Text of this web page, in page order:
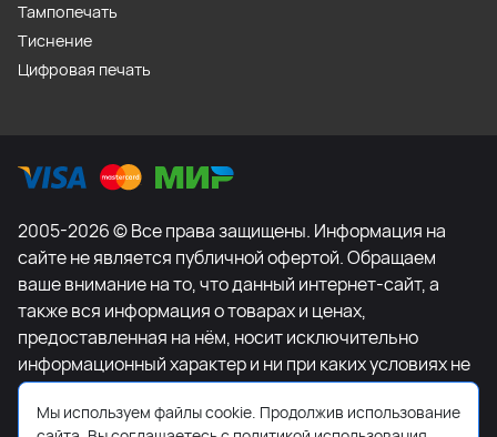
Тампопечать
Тиснение
Цифровая печать
2005-2026 © Все права защищены. Информация на
сайте не является публичной офертой. Обращаем
ваше внимание на то, что данный интернет-сайт, а
также вся информация о товарах и ценах,
предоставленная на нём, носит исключительно
информационный характер и ни при каких условиях не
является публичной офертой, определяемой
положениями Статьи 437 Гражданского кодекса
Мы используем файлы cookie. Продолжив использование